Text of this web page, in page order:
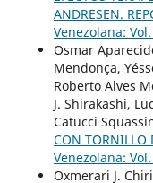
ANDRESEN.
Venezolana:
Osmar
Mendonça,
Roberto Alves
J. Shirakashi,
Catucci
CON TORNILLO
Venezolana:
Oxmerari J.